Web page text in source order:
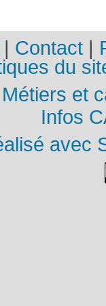
| Contact |
du
Métiers et
Infos
avec